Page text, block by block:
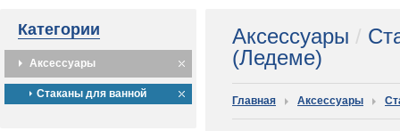
Категории
Аксессуары
Стаканы для ванной
Аксессуары /
(Ледеме)
Главная Аксессуары